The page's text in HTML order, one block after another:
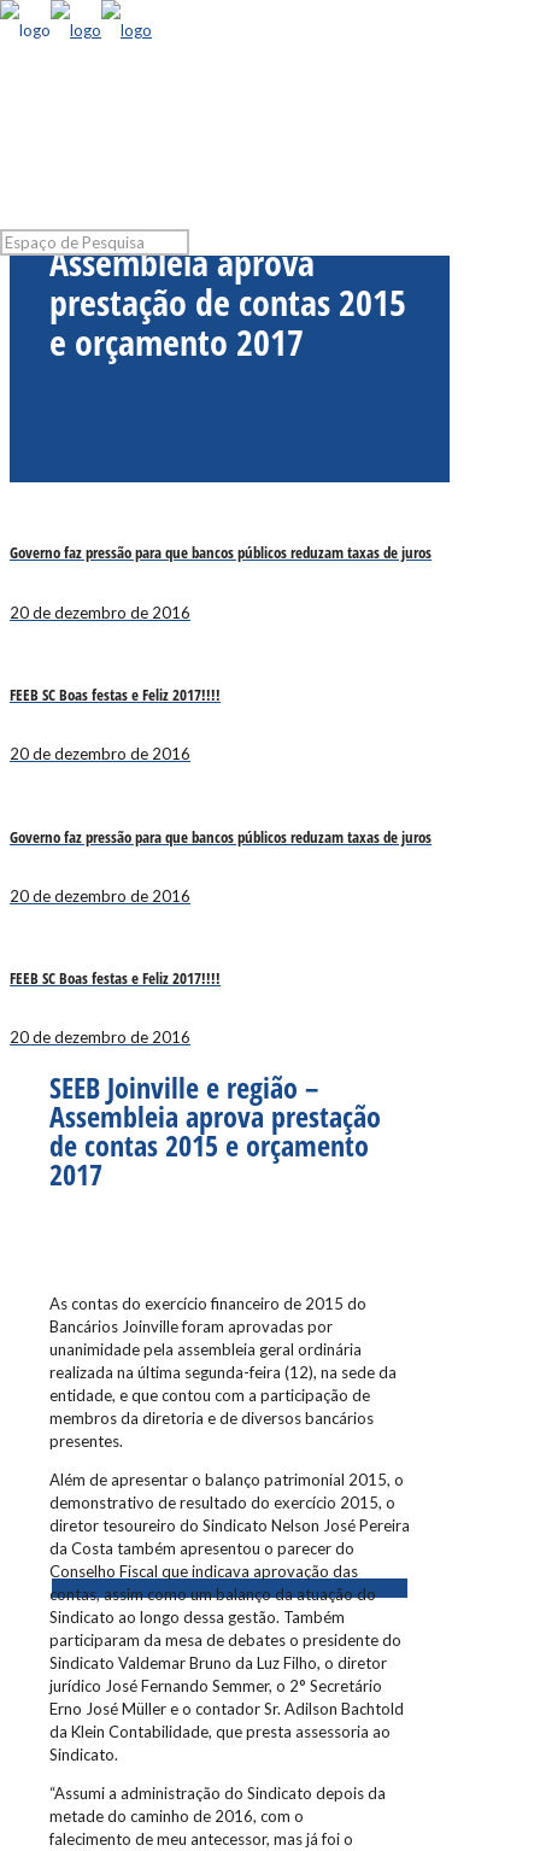
SEEB Joinville e região –
Assembleia aprova
prestação de contas 2015
e orçamento 2017
Governo faz pressão para que bancos públicos reduzam taxas de juros
20 de dezembro de 2016
FEEB SC Boas festas e Feliz 2017!!!!
20 de dezembro de 2016
Governo faz pressão para que bancos públicos reduzam taxas de juros
20 de dezembro de 2016
FEEB SC Boas festas e Feliz 2017!!!!
20 de dezembro de 2016
SEEB Joinville e região –
Assembleia aprova prestação
de contas 2015 e orçamento
2017
As contas do exercício financeiro de 2015 do
Bancários Joinville foram aprovadas por
unanimidade pela assembleia geral ordinária
realizada na última segunda-feira (12), na sede da
entidade, e que contou com a participação de
membros da diretoria e de diversos bancários
presentes.
Além de apresentar o balanço patrimonial 2015, o
demonstrativo de resultado do exercício 2015, o
diretor tesoureiro do Sindicato Nelson José Pereira
da Costa também apresentou o parecer do
Conselho Fiscal que indicava aprovação das
contas, assim como um balanço da atuação do
Sindicato ao longo dessa gestão. Também
participaram da mesa de debates o presidente do
Sindicato Valdemar Bruno da Luz Filho, o diretor
jurídico José Fernando Semmer, o 2° Secretário
Erno José Müller e o contador Sr. Adilson Bachtold
da Klein Contabilidade, que presta assessoria ao
Sindicato.
“Assumi a administração do Sindicato depois da
metade do caminho de 2016, com o
falecimento de meu antecessor, mas já foi o